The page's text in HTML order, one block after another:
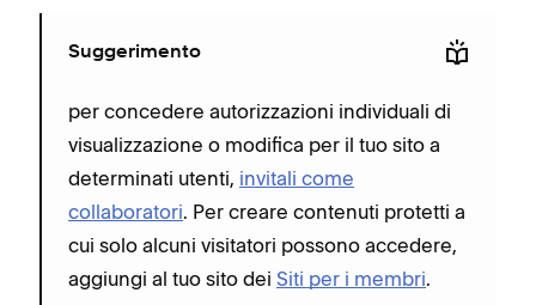
Suggerimento
per concedere autorizzazioni individuali di
visualizzazione o modifica per il tuo sito a
determinati utenti, invitali come
collaboratori. Per creare contenuti protetti a
cui solo alcuni visitatori possono accedere,
aggiungi al tuo sito dei Siti per i membri.